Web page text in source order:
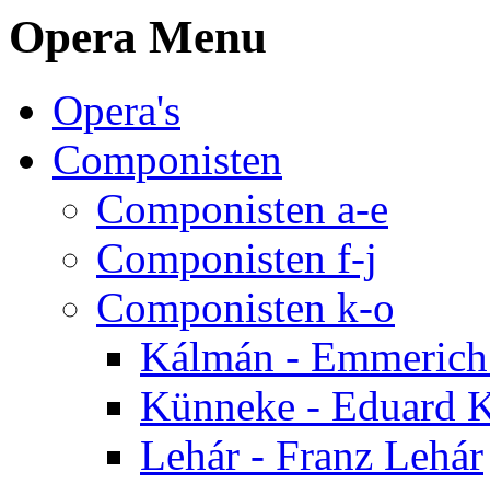
Opera Menu
Opera's
Componisten
Componisten a-e
Componisten f-j
Componisten k-o
Kálmán -
Künneke - Eduard
Lehár - Franz Lehár